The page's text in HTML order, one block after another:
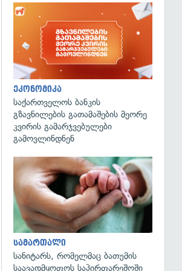
ეკონომიკა
საქართველოს ბანკის
გზავნილების გათამაშების მეორე
კვირის გამარჯვებულები
გამოვლინდნენ
სამართალი
სანიტარს, რომელმაც ბათუმის
საავადმყოფოს საპირფარეშოში